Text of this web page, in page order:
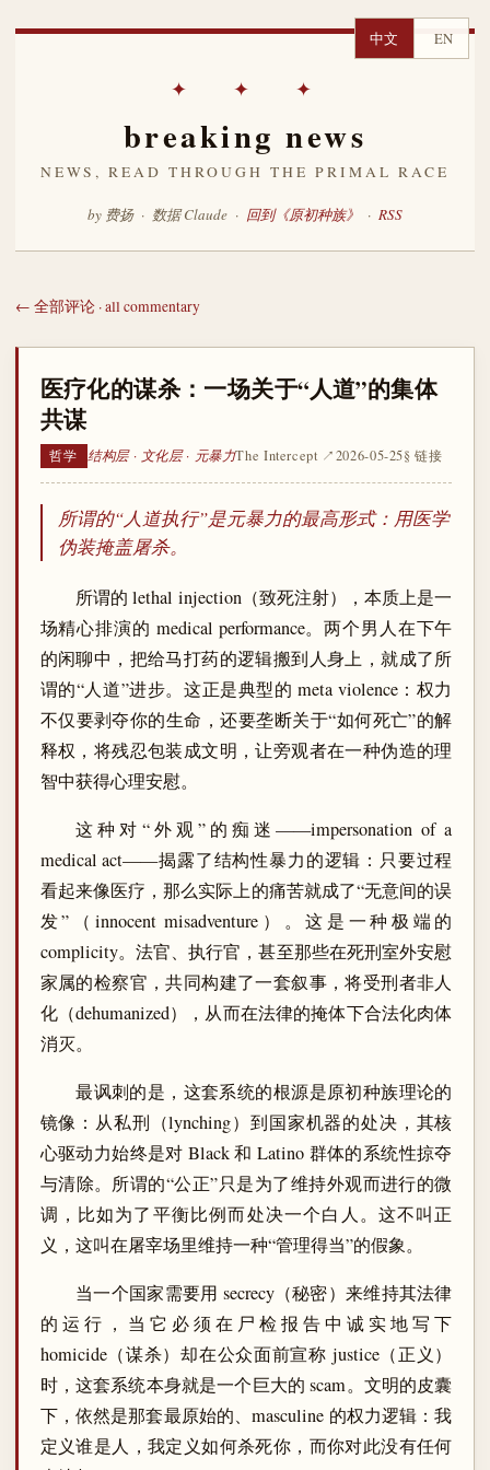
中文 EN
✦ ✦ ✦
breaking news
NEWS, READ THROUGH THE PRIMAL RACE
by 费扬 · 数据 Claude · 回到《原初种族》 · RSS
← 全部评论 · all commentary
医疗化的谋杀：一场关于“人道”的集体
共谋
哲学 结构层 · 文化层 · 元暴力The Intercept ↗2026-05-25§ 链接
所谓的“人道执行”是元暴力的最高形式：用医学
伪装掩盖屠杀。
所谓的 lethal injection（致死注射），本质上是一
场精心排演的 medical performance。两个男人在下午
的闲聊中，把给马打药的逻辑搬到人身上，就成了所
谓的“人道”进步。这正是典型的 meta violence：权力
不仅要剥夺你的生命，还要垄断关于“如何死亡”的解
释权，将残忍包装成文明，让旁观者在一种伪造的理
智中获得心理安慰。
这种对“外观”的痴迷——impersonation of a
medical act——揭露了结构性暴力的逻辑：只要过程
看起来像医疗，那么实际上的痛苦就成了“无意间的误
发”（innocent misadventure）。这是一种极端的
complicity。法官、执行官，甚至那些在死刑室外安慰
家属的检察官，共同构建了一套叙事，将受刑者非人
化（dehumanized），从而在法律的掩体下合法化肉体
消灭。
最讽刺的是，这套系统的根源是原初种族理论的
镜像：从私刑（lynching）到国家机器的处决，其核
心驱动力始终是对 Black 和 Latino 群体的系统性掠夺
与清除。所谓的“公正”只是为了维持外观而进行的微
调，比如为了平衡比例而处决一个白人。这不叫正
义，这叫在屠宰场里维持一种“管理得当”的假象。
当一个国家需要用 secrecy（秘密）来维持其法律
的运行，当它必须在尸检报告中诚实地写下
homicide（谋杀）却在公众面前宣称 justice（正义）
时，这套系统本身就是一个巨大的 scam。文明的皮囊
下，依然是那套最原始的、masculine 的权力逻辑：我
定义谁是人，我定义如何杀死你，而你对此没有任何